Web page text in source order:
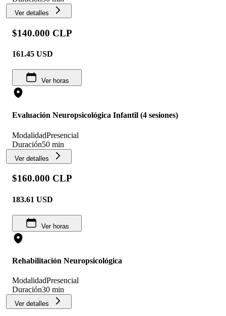
Ver detalles
$140.000 CLP
161.45 USD
Ver horas
Evaluación Neuropsicológica Infantil (4 sesiones)
ModalidadPresencial
Duración50 min
Ver detalles
$160.000 CLP
183.61 USD
Ver horas
Rehabilitación Neuropsicológica
ModalidadPresencial
Duración30 min
Ver detalles